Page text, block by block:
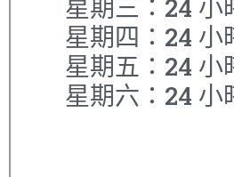
星期三：24 小
星期四：24 小
星期五：24 小
星期六：24 小